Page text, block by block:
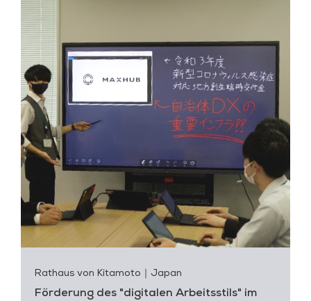
Rathaus von Kitamoto ｜Japan
Förderung des "digitalen Arbeitsstils" im